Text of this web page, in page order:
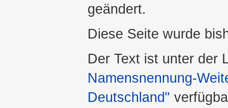
geändert.
Diese Seite wurde
Der Text ist unter der
Namensnennung-
Deutschland"